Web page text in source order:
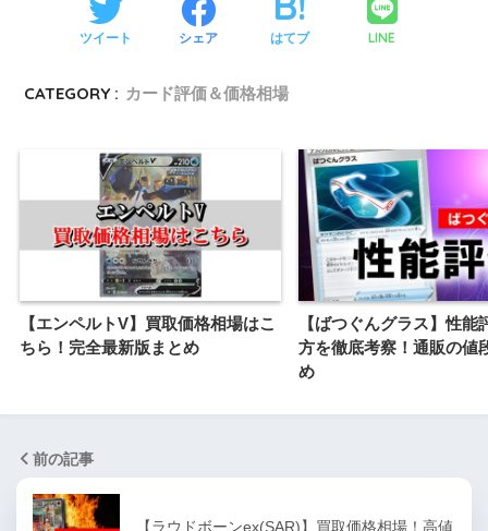
ツイート シェア はてブ LINE
CATEGORY : カード評価＆価格相場
【エンペルトV】買取価格相場はこ
ちら！完全最新版まとめ
【ばつぐんグラス】性能
方を徹底考察！通販の値
め
前の記事
【ラウドボーンex(SAR)】買取価格相場！高値